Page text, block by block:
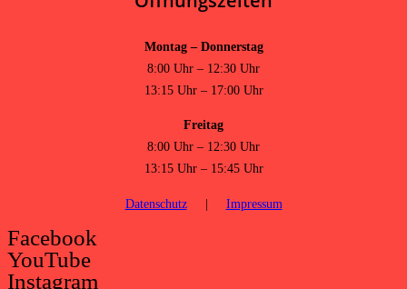
Montag – Donnerstag
8:00 Uhr – 12:30 Uhr
13:15 Uhr – 17:00 Uhr
Freitag
8:00 Uhr – 12:30 Uhr
13:15 Uhr – 15:45 Uhr
Datenschutz| Impressum
Facebook
YouTube
Instagram